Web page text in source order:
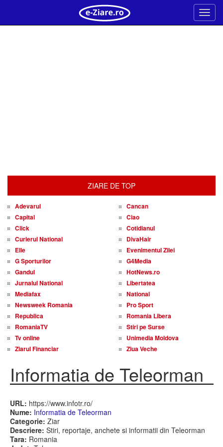
Meniu
ZIARE DE TOP
Adevarul
Cancan
Capital
Ciao
Click
Cotidianul
Curierul National
DivaHair
Elle
Evenimentul Zilei
G Sporturilor
G4Media
Gandul
HotNews.ro
Jurnalul National
Libertatea
Mediafax
National
Newsweek Romania
Pro Sport
Republica
Romania Libera
RomaniaTV
Stiri pe Surse
Tv online
Unimedia Moldova
Ziarul Financiar
Ziua Veche
Informatia de Teleorman
URL: https://www.infotr.ro/
Nume: Informatia de Teleorman
Categorie: Ziar
Descriere: Stiri, reportaje, anchete si informatii din Teleorman
Tara: Romania